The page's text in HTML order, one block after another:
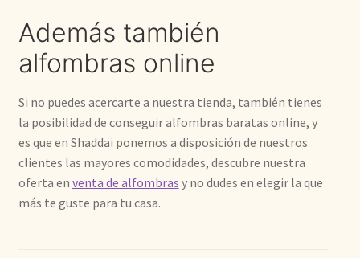
Además también
alfombras online
Si no puedes acercarte a nuestra tienda, también tienes
la posibilidad de conseguir alfombras baratas online, y
es que en Shaddai ponemos a disposición de nuestros
clientes las mayores comodidades, descubre nuestra
oferta en venta de alfombras y no dudes en elegir la que
más te guste para tu casa.